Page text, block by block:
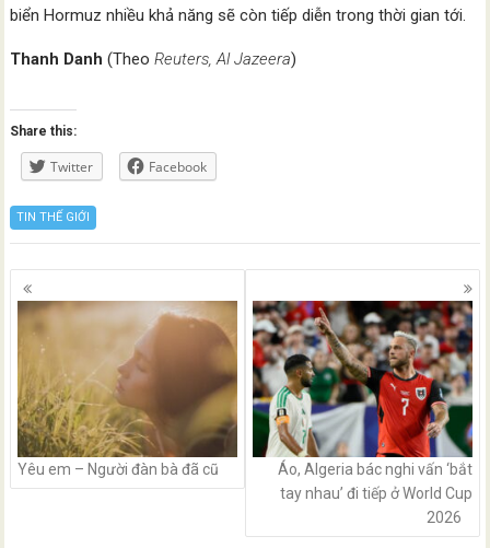
biển Hormuz nhiều khả năng sẽ còn tiếp diễn trong thời gian tới.
Thanh Danh(TheoReuters, Al Jazeera)
Share this:
Twitter Facebook
TIN THẾ GIỚI
Posts
navigation
Yêu em – Người đàn bà đã cũ
Áo, Algeria bác nghi vấn ‘bắt
tay nhau’ đi tiếp ở World Cup
2026